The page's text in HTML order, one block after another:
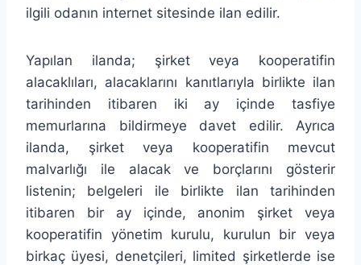
ilgili odanın internet sitesinde ilan edilir.
Yapılan ilanda; şirket veya kooperatifin
alacaklıları, alacaklarını kanıtlarıyla birlikte ilan
tarihinden itibaren iki ay içinde tasfiye
memurlarına bildirmeye davet edilir. Ayrıca
ilanda, şirket veya kooperatifin mevcut
malvarlığı ile alacak ve borçlarını gösterir
listenin; belgeleri ile birlikte ilan tarihinden
itibaren bir ay içinde, anonim şirket veya
kooperatifin yönetim kurulu, kurulun bir veya
birkaç üyesi, denetçileri, limited şirketlerde ise